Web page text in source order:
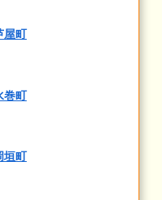
屋町
巻町
垣町